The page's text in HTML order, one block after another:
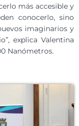
más accesible y
conocerlo, sino
imaginarios y
explica Valentina
Nanómetros.